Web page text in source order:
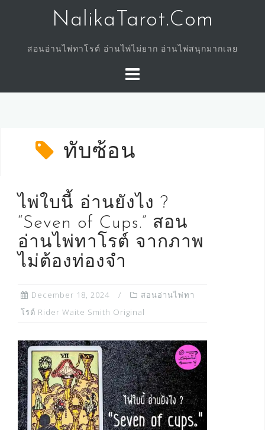
NalikaTarot.Com
สอนอ่านไพ่ทาโรต์ อ่านไพ่ไม่ยาก อ่านไพ่สนุกมากเลย
ทับซ้อน
ไพ่ใบนี้ อ่านยังไง ?
“Seven of Cups.” สอน
อ่านไพ่ทาโรต์ จากภาพ
ไม่ต้องท่องจำ
December 18, 2024
สอนอ่านไพ่ทา
โรต์ Rider Waite Smith Original